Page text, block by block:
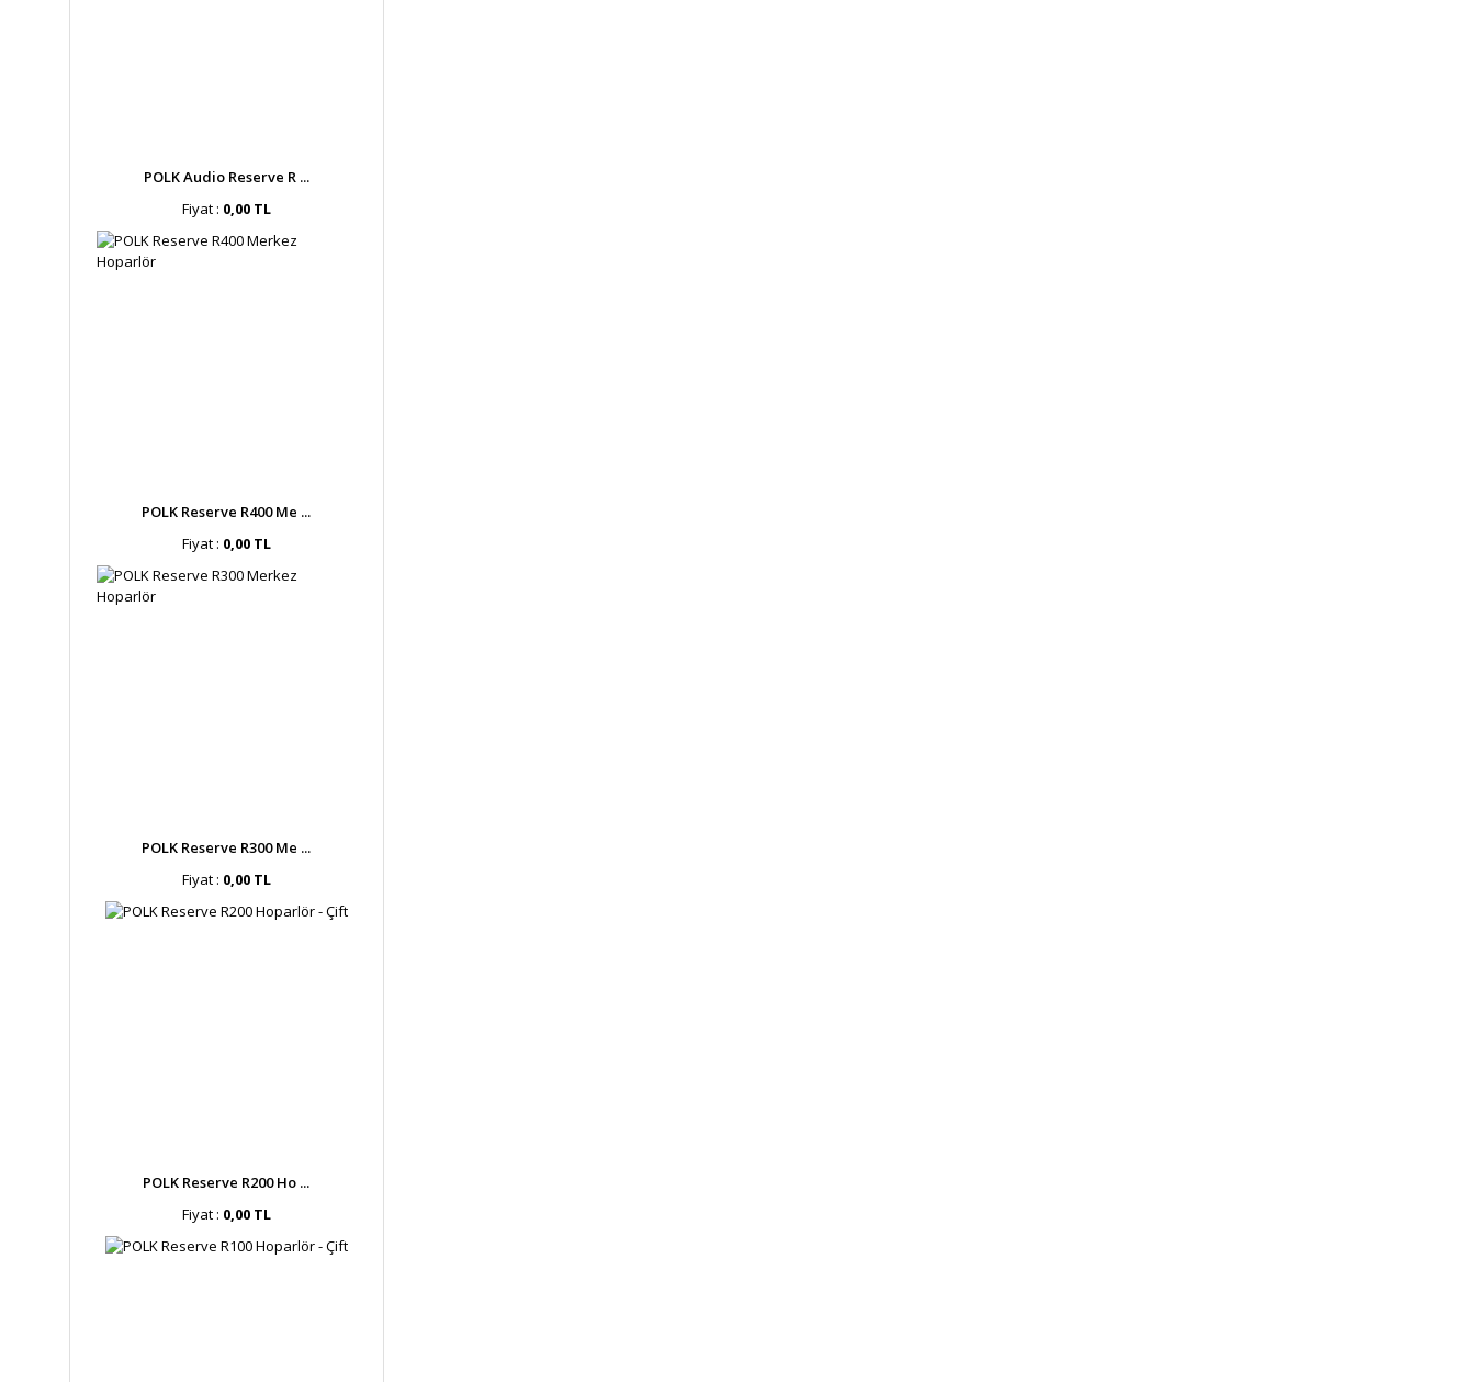
POLK Audio Reserve R ...
Fiyat : 0,00 TL
POLK Reserve R400 Me ...
Fiyat : 0,00 TL
POLK Reserve R300 Me ...
Fiyat : 0,00 TL
POLK Reserve R200 Ho ...
Fiyat : 0,00 TL